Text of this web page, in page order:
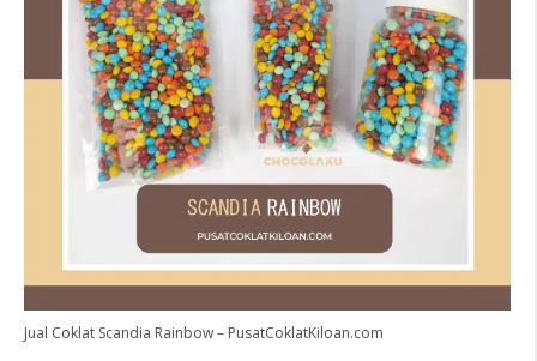
Jual Coklat Scandia Rainbow – PusatCoklatKiloan.com